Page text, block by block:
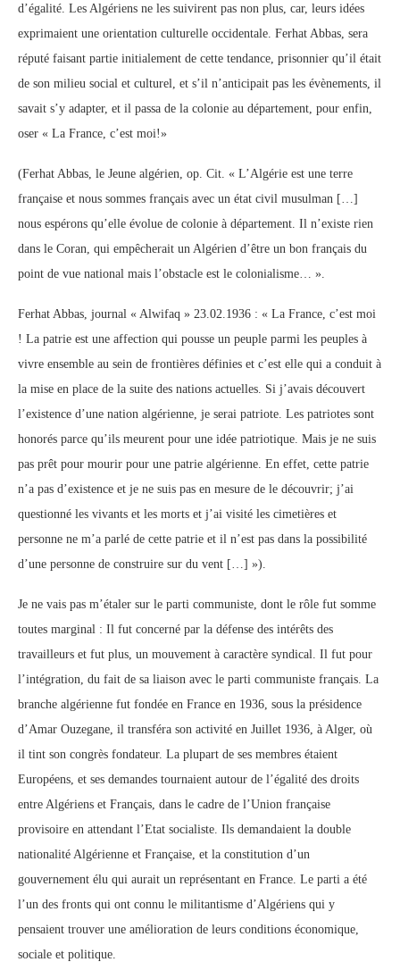
d’égalité. Les Algériens ne les suivirent pas non plus, car, leurs idées
exprimaient une orientation culturelle occidentale. Ferhat Abbas, sera
réputé faisant partie initialement de cette tendance, prisonnier qu’il était
de son milieu social et culturel, et s’il n’anticipait pas les évènements, il
savait s’y adapter, et il passa de la colonie au département, pour enfin,
oser « La France, c’est moi!»
(Ferhat Abbas, le Jeune algérien, op. Cit. « L’Algérie est une terre
française et nous sommes français avec un état civil musulman […]
nous espérons qu’elle évolue de colonie à département. Il n’existe rien
dans le Coran, qui empêcherait un Algérien d’être un bon français du
point de vue national mais l’obstacle est le colonialisme… ».
Ferhat Abbas, journal « Alwifaq » 23.02.1936 : « La France, c’est moi
! La patrie est une affection qui pousse un peuple parmi les peuples à
vivre ensemble au sein de frontières définies et c’est elle qui a conduit à
la mise en place de la suite des nations actuelles. Si j’avais découvert
l’existence d’une nation algérienne, je serai patriote. Les patriotes sont
honorés parce qu’ils meurent pour une idée patriotique. Mais je ne suis
pas prêt pour mourir pour une patrie algérienne. En effet, cette patrie
n’a pas d’existence et je ne suis pas en mesure de le découvrir; j’ai
questionné les vivants et les morts et j’ai visité les cimetières et
personne ne m’a parlé de cette patrie et il n’est pas dans la possibilité
d’une personne de construire sur du vent […] »).
Je ne vais pas m’étaler sur le parti communiste, dont le rôle fut somme
toutes marginal : Il fut concerné par la défense des intérêts des
travailleurs et fut plus, un mouvement à caractère syndical. Il fut pour
l’intégration, du fait de sa liaison avec le parti communiste français. La
branche algérienne fut fondée en France en 1936, sous la présidence
d’Amar Ouzegane, il transféra son activité en Juillet 1936, à Alger, où
il tint son congrès fondateur. La plupart de ses membres étaient
Européens, et ses demandes tournaient autour de l’égalité des droits
entre Algériens et Français, dans le cadre de l’Union française
provisoire en attendant l’Etat socialiste. Ils demandaient la double
nationalité Algérienne et Française, et la constitution d’un
gouvernement élu qui aurait un représentant en France. Le parti a été
l’un des fronts qui ont connu le militantisme d’Algériens qui y
pensaient trouver une amélioration de leurs conditions économique,
sociale et politique.